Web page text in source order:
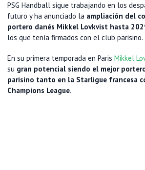
PSG Handball sigue trabajando en los
futuro y ha anunciado la ampliación del
portero danés Mikkel Lovkvist hasta
los que tenía firmados con el club parisino.
En su primera temporada en Paris Mikkel
su gran potencial siendo el mejor
parisino tanto en la Starligue francesa
Champions League.